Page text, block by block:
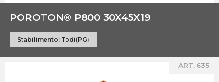
POROTON® P800 30X45X19
Stabilimento: Todi(PG)
ART. 635